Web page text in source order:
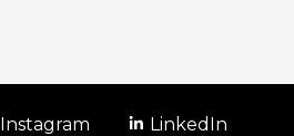
Instagram
LinkedIn